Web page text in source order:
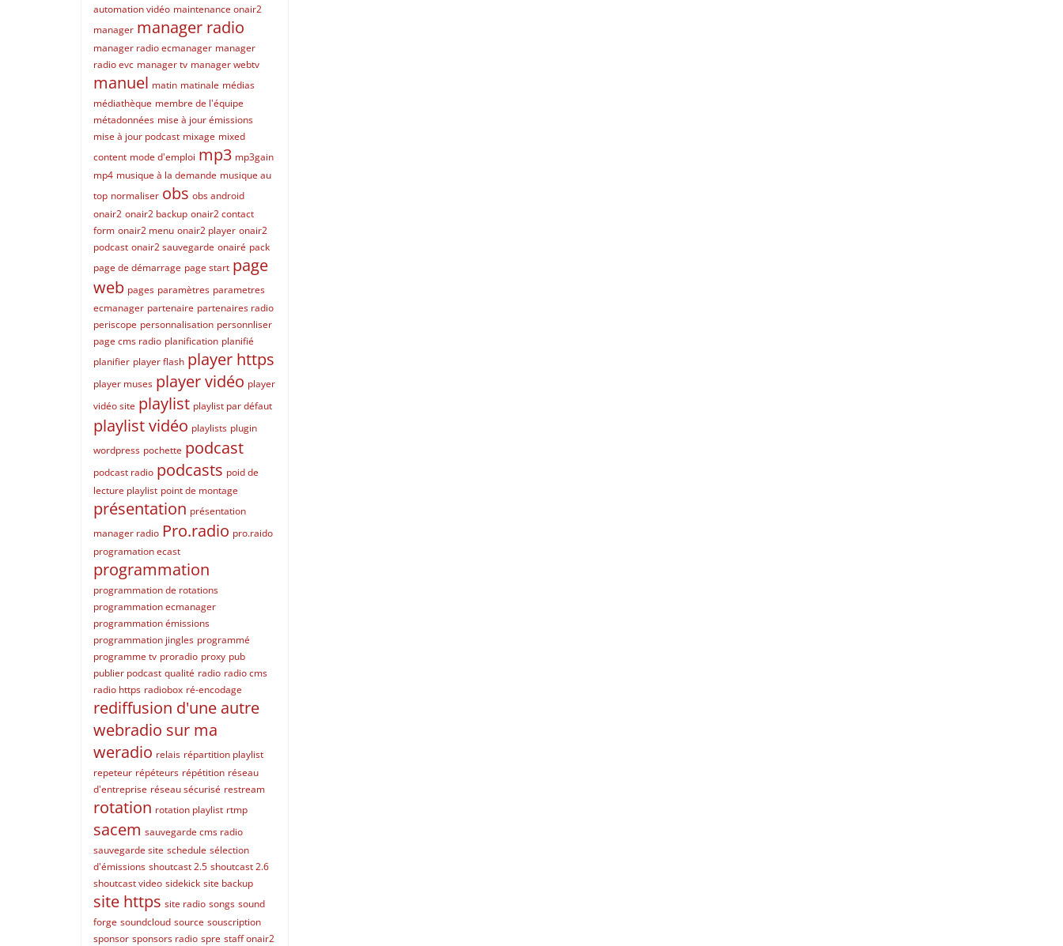
automation vidéo maintenance onair2
manager manager radio
manager radio ecmanager manager
radio evc manager tv manager webtv
manuel matin matinale médias
médiathèque membre de l'équipe
métadonnées mise à jour émissions
mise à jour podcast mixage mixed
content mode d'emploi mp3 mp3gain
mp4 musique à la demande musique au
top normaliser obs obs android
onair2 onair2 backup onair2 contact
form onair2 menu onair2 player onair2
podcast onair2 sauvegarde onairé pack
page de démarrage page start page
web pages paramètres parametres
ecmanager partenaire partenaires radio
periscope personnalisation personnliser
page cms radio planification planifié
planifier player flash player https
player muses player vidéo player
vidéo site playlist playlist par défaut
playlist vidéo playlists plugin
wordpress pochette podcast
podcast radio podcasts poid de
lecture playlist point de montage
présentation présentation
manager radio Pro.radio pro.raido
programation ecast
programmation
programmation de rotations
programmation ecmanager
programmation émissions
programmation jingles programmé
programme tv proradio proxy pub
publier podcast qualité radio radio cms
radio https radiobox ré-encodage
rediffusion d'une autre
webradio sur ma
weradio relais répartition playlist
repeteur répéteurs répétition réseau
d'entreprise réseau sécurisé restream
rotation rotation playlist rtmp
sacem sauvegarde cms radio
sauvegarde site schedule sélection
d'émissions shoutcast 2.5 shoutcast 2.6
shoutcast video sidekick site backup
site https site radio songs sound
forge soundcloud source souscription
sponsor sponsors radio spre staff onair2